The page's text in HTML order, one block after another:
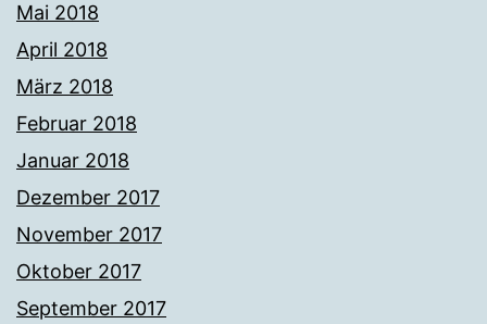
Mai 2018
April 2018
März 2018
Februar 2018
Januar 2018
Dezember 2017
November 2017
Oktober 2017
September 2017